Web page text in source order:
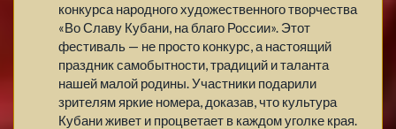
конкурса народного художественного творчества
«Во Славу Кубани, на благо России». Этот
фестиваль — не просто конкурс, а настоящий
праздник самобытности, традиций и таланта
нашей малой родины. Участники подарили
зрителям яркие номера, доказав, что культура
Кубани живет и процветает в каждом уголке края.